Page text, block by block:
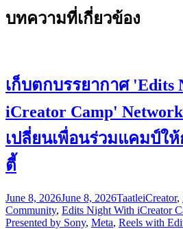
บทความที่เกี่ยวข้อง
เก็บตกบรรยากาศ 'Edits
iCreator Camp'
เปลี่ยนเพื่อนร่วมแคมป์ใ
ตี้
June 8, 2026June 8, 2026TaatleiCreator,
Community, Edits Night With iCreator
Presented by Sony, Meta, Reels with